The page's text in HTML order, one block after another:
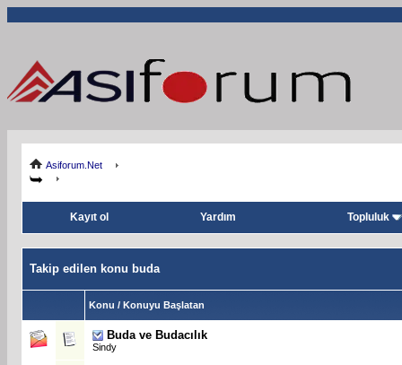
Asiforum.Net
Kayıt ol Yardım Topluluk
Takip edilen konu buda
Konu / Konuyu Başlatan
Buda ve Budacılık
Sindy